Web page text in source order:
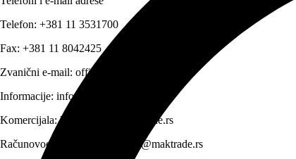
Telefon: +381 11 3531700
Fax: +381 11 8042425
Zvanični e-mail: office@maktrade.rs
Informacije: info@maktrade.rs
Komercijala:komercijala@maktrade.rs
Računovodstvo:
racunovodstvo@maktrade.rs